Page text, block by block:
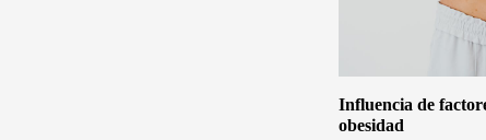
Influencia de
obesidad